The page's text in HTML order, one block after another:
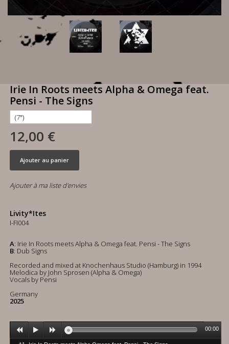
Irie In Roots meets Alpha & Omega feat.
Pensi - The Signs
12,00 €
Ajouter au panier
Ajouter à ma liste d'envies
Livity*Ites
I-FI004
A: Irie In Roots meets Alpha & Omega feat. Pensi - The Signs
B: Dub Signs
Recorded and mixed at Knochenhaus Studio (Hamburg) in 1994
Melodica by John Sprosen (Alpha & Omega)
Vocals by Pensi
Germany
2025
00:00